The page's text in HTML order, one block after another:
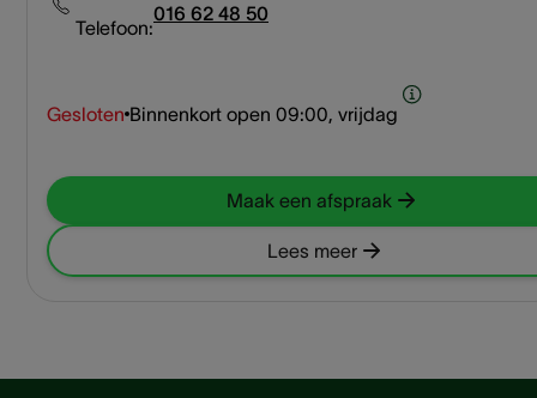
Telefoon:
016 62 48 50
Gesloten Binnenkort open 09:00, vrijdag
Maak een afspraak
Lees meer